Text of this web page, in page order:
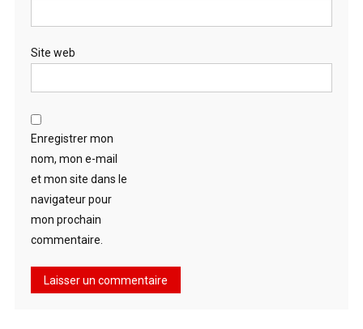
Site web
Enregistrer mon
nom, mon e-mail
et mon site dans le
navigateur pour
mon prochain
commentaire.